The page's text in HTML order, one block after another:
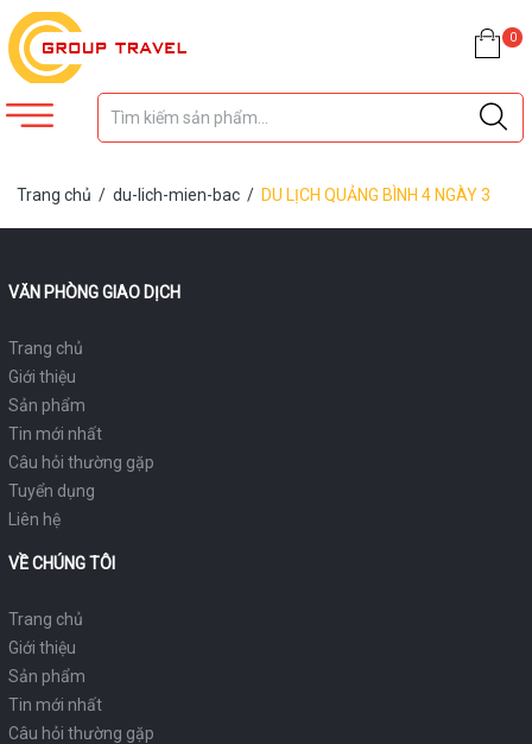
0
Trang chủ / du-lich-mien-bac / DU LỊCH QUẢNG BÌNH 4 NGÀY 3
VĂN PHÒNG GIAO DỊCH
Trang chủ
Giới thiệu
Sản phẩm
Tin mới nhất
Câu hỏi thường gặp
Tuyển dụng
Liên hệ
VỀ CHÚNG TÔI
Trang chủ
Giới thiệu
Sản phẩm
Tin mới nhất
Câu hỏi thường gặp